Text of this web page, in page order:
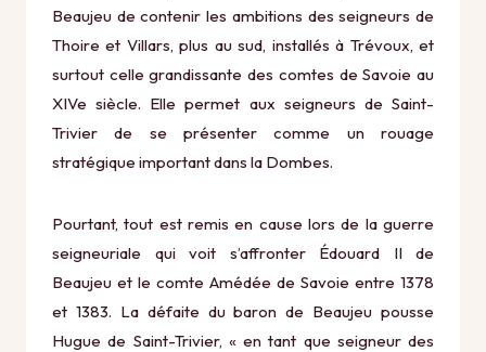
Beaujeu de contenir les ambitions des seigneurs de
Thoire et Villars, plus au sud, installés à Trévoux, et
surtout celle grandissante des comtes de Savoie au
XIVe siècle. Elle permet aux seigneurs de Saint-
Trivier de se présenter comme un rouage
stratégique important dans la Dombes.
Pourtant, tout est remis en cause lors de la guerre
seigneuriale qui voit s’affronter Édouard II de
Beaujeu et le comte Amédée de Savoie entre 1378
et 1383. La défaite du baron de Beaujeu pousse
Hugue de Saint-Trivier, « en tant que seigneur des